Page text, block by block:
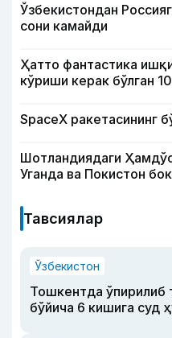
Ўзбекистондан
сони камайди
Ҳатто фантастика
кўриши керак бўлган
SpaceX ракетасининг
Шотландиядаги
Уганда ва Покистон
Тавсиялар
Ўзбекистон
Тошкентда ўпирилиб
бўйича 6 кишига суд